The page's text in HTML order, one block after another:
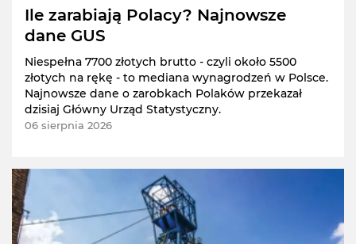
Ile zarabiają Polacy? Najnowsze
dane GUS
Niespełna 7700 złotych brutto - czyli około 5500
złotych na rękę - to mediana wynagrodzeń w Polsce.
Najnowsze dane o zarobkach Polaków przekazał
dzisiaj Główny Urząd Statystyczny.
06 sierpnia 2026